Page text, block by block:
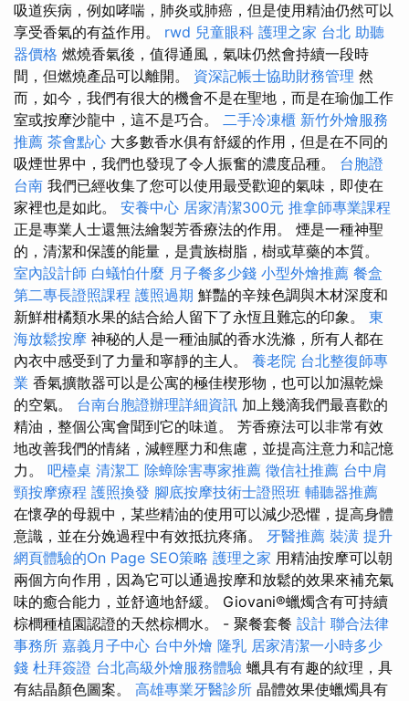
吸道疾病，例如哮喘，肺炎或肺癌，但是使用精油仍然可以
享受香氣的有益作用。 rwd 兒童眼科 護理之家 台北 助聽
器價格 燃燒香氣後，值得通風，氣味仍然會持續一段時
間，但燃燒產品可以離開。 資深記帳士協助財務管理 然
而，如今，我們有很大的機會不是在聖地，而是在瑜伽工作
室或按摩沙龍中，這不是巧合。 二手冷凍櫃 新竹外燴服務
推薦 茶會點心 大多數香水俱有舒緩的作用，但是在不同的
吸煙世界中，我們也發現了令人振奮的濃度品種。 台胞證
台南 我們已經收集了您可以使用最受歡迎的氣味，即使在
家裡也是如此。 安養中心 居家清潔300元 推拿師專業課程
正是專業人士還無法繪製芳香療法的作用。 煙是一種神聖
的，清潔和保護的能量，是貴族樹脂，樹或草藥的本質。
室內設計師 白蟻怕什麼 月子餐多少錢 小型外燴推薦 餐盒
第二專長證照課程 護照過期 鮮豔的辛辣色調與木材深度和
新鮮柑橘類水果的結合給人留下了永恆且難忘的印象。 東
海放鬆按摩 神秘的人是一種油膩的香水洗滌，所有人都在
內衣中感受到了力量和寧靜的主人。 養老院 台北整復師專
業 香氣擴散器可以是公寓的極佳楔形物，也可以加濕乾燥
的空氣。 台南台胞證辦理詳細資訊 加上幾滴我們最喜歡的
精油，整個公寓會聞到它的味道。 芳香療法可以非常有效
地改善我們的情緒，減輕壓力和焦慮，並提高注意力和記憶
力。 吧檯桌 清潔工 除蟑除害專家推薦 徵信社推薦 台中肩
頸按摩療程 護照換發 腳底按摩技術士證照班 輔聽器推薦
在懷孕的母親中，某些精油的使用可以減少恐懼，提高身體
意識，並在分娩過程中有效抵抗疼痛。 牙醫推薦 裝潢 提升
網頁體驗的On Page SEO策略 護理之家 用精油按摩可以朝
兩個方向作用，因為它可以通過按摩和放鬆的效果來補充氣
味的癒合能力，並舒適地舒緩。 Giovani®蠟燭含有可持續
棕櫚種植園認證的天然棕櫚水。 - 聚餐套餐 設計 聯合法律
事務所 嘉義月子中心 台中外燴 隆乳 居家清潔一小時多少
錢 杜拜簽證 台北高級外燴服務體驗 蠟具有有趣的紋理，具
有結晶顏色圖案。 高雄專業牙醫診所 晶體效果使蠟燭具有